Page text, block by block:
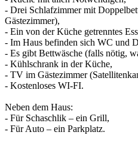
- Drei Schlafzimmer mit
Gästezimmer),
- Ein von der Küche getrenntes
- Im Haus befinden sich WC und
- Es gibt Bettwäsche (falls nötig,
- Kühlschrank in der Küche,
- TV im Gästezimmer
- Kostenloses WI-FI.
Neben dem Haus:
- Für Schaschlik – ein Grill,
- Für Auto – ein Parkplatz.